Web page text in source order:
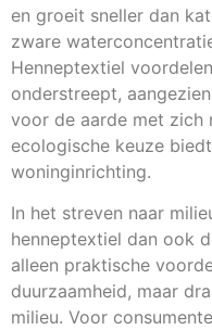
en groeit sneller dan
zware
Henneptextiel
onderstreept,
voor de aarde met zich
ecologische keuze
woninginrichting.
In het streven naar
henneptextiel dan ook
alleen praktische
duurzaamheid, maar
milieu. Voor